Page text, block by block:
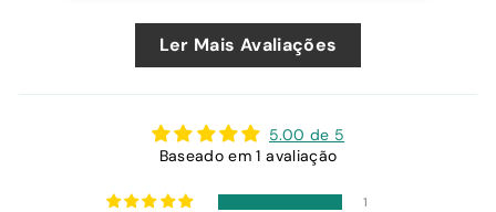
Ler Mais Avaliações
5.00 de 5
Baseado em 1 avaliação
1